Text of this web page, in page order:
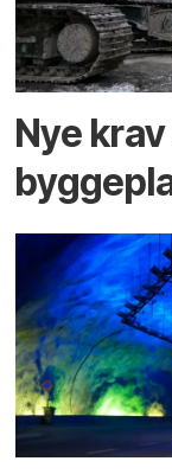
Nye